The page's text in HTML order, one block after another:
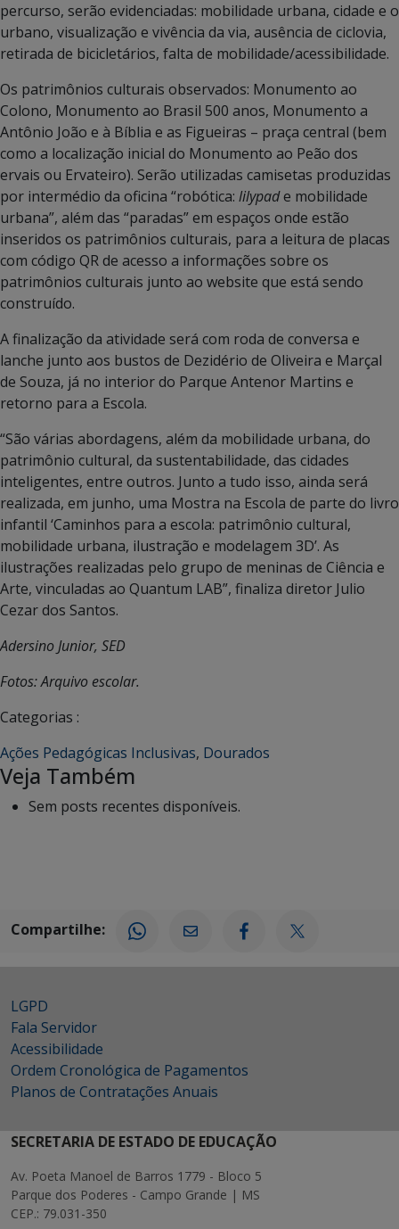
percurso, serão evidenciadas: mobilidade urbana, cidade e o
urbano, visualização e vivência da via, ausência de ciclovia,
retirada de bicicletários, falta de mobilidade/acessibilidade.
Os patrimônios culturais observados: Monumento ao
Colono, Monumento ao Brasil 500 anos, Monumento a
Antônio João e à Bíblia e as Figueiras – praça central (bem
como a localização inicial do Monumento ao Peão dos
ervais ou Ervateiro). Serão utilizadas camisetas produzidas
por intermédio da oficina “robótica: lilypade mobilidade
urbana”, além das “paradas” em espaços onde estão
inseridos os patrimônios culturais, para a leitura de placas
com código QR de acesso a informações sobre os
patrimônios culturais junto ao website que está sendo
construído.
A finalização da atividade será com roda de conversa e
lanche junto aos bustos de Dezidério de Oliveira e Marçal
de Souza, já no interior do Parque Antenor Martins e
retorno para a Escola.
“São várias abordagens, além da mobilidade urbana, do
patrimônio cultural, da sustentabilidade, das cidades
inteligentes, entre outros. Junto a tudo isso, ainda será
realizada, em junho, uma Mostra na Escola de parte do livro
infantil ‘Caminhos para a escola: patrimônio cultural,
mobilidade urbana, ilustração e modelagem 3D’. As
ilustrações realizadas pelo grupo de meninas de Ciência e
Arte, vinculadas ao Quantum LAB”, finaliza diretor Julio
Cezar dos Santos.
Adersino Junior, SED
Fotos: Arquivo escolar.
Categorias :
Ações Pedagógicas Inclusivas, Dourados
Veja Também
Sem posts recentes disponíveis.
Compartilhe:
LGPD
Fala Servidor
Acessibilidade
Ordem Cronológica de Pagamentos
Planos de Contratações Anuais
SECRETARIA DE ESTADO DE EDUCAÇÃO
Av. Poeta Manoel de Barros 1779 - Bloco 5
Parque dos Poderes - Campo Grande | MS
CEP.: 79.031-350